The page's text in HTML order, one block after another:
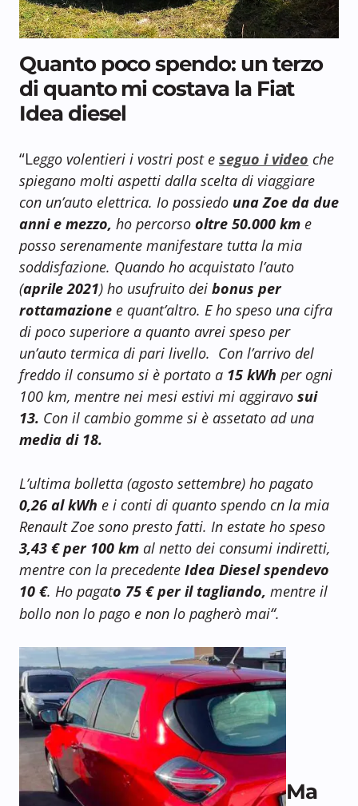
Quanto poco spendo: un terzo
di quanto mi costava la Fiat
Idea diesel
“Leggo volentieri i vostri post e seguo i video che
spiegano molti aspetti dalla scelta di viaggiare
con un’auto elettrica. Io possiedo una Zoe da due
anni e mezzo, ho percorso oltre 50.000 km e
posso serenamente manifestare tutta la mia
soddisfazione. Quando ho acquistato l’auto
(aprile 2021) ho usufruito dei bonus per
rottamazione e quant’altro. E ho speso una cifra
di poco superiore a quanto avrei speso per
un’auto termica di pari livello. Con l’arrivo del
freddo il consumo si è portato a 15 kWh per ogni
100 km, mentre nei mesi estivi mi aggiravo sui
13. Con il cambio gomme si è assetato ad una
media di 18.
L’ultima bolletta (agosto settembre) ho pagato
0,26 al kWh e i conti di quanto spendo cn la mia
Renault Zoe sono presto fatti. In estate ho speso
3,43 € per 100 km al netto dei consumi indiretti,
mentre con la precedente Idea Diesel spendevo
10 €. Ho pagato 75 € per il tagliando, mentre il
bollo non lo pago e non lo pagherò mai“.
Ma